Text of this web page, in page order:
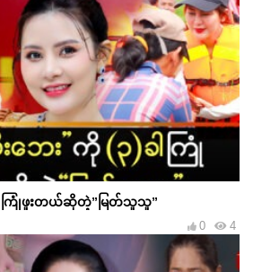
ါ ကြုံဖူးတယ်ဆိုတဲ့”မြတ်သူသူ”
4
0